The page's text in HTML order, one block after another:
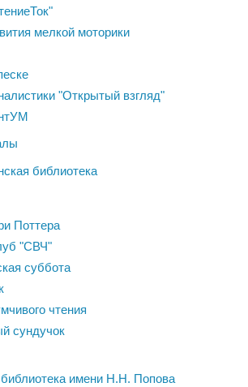
мелкой моторики
"Открытый взгляд"
библиотека
Поттера
"СВЧ"
суббота
чтения
сундучок
имени Н.Н. Попова